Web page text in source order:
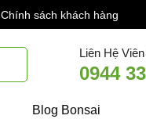
Chính sách khách hàng
Liên Hệ
0944
Blog Bonsai